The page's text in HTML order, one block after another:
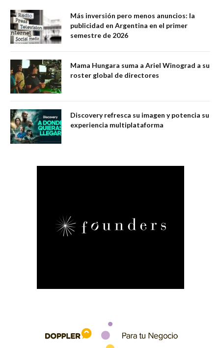
Más inversión pero menos anuncios: la
publicidad en Argentina en el primer
semestre de 2026
Mama Hungara suma a Ariel Winograd a su
roster global de directores
Discovery refresca su imagen y potencia su
experiencia multiplataforma